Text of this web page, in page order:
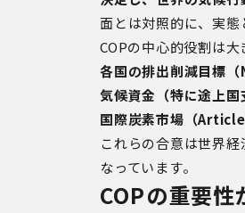
面とは対照的に、実態
COPの中心的役割は大
各国の排出削減目標（
気候資金（特に途上
国際炭素市場（
これらの合意は世界経
なっています。
COPの重要性